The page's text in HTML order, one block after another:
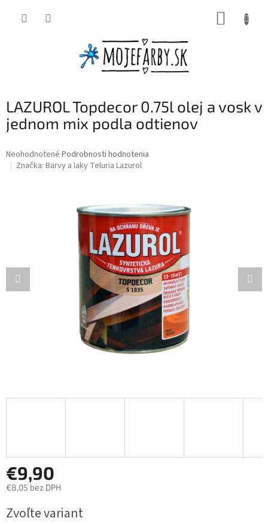
LAZUROL Topdecor 0.75l olej a vosk v
jednom mix podla odtienov
Priemerné
hodnotenie
Neohodnotené Podrobnosti hodnotenia
Značka: Barvy a laky Teluria Lazurol
€9,90
€8,05 bez DPH
cena:
Zvoľte variant